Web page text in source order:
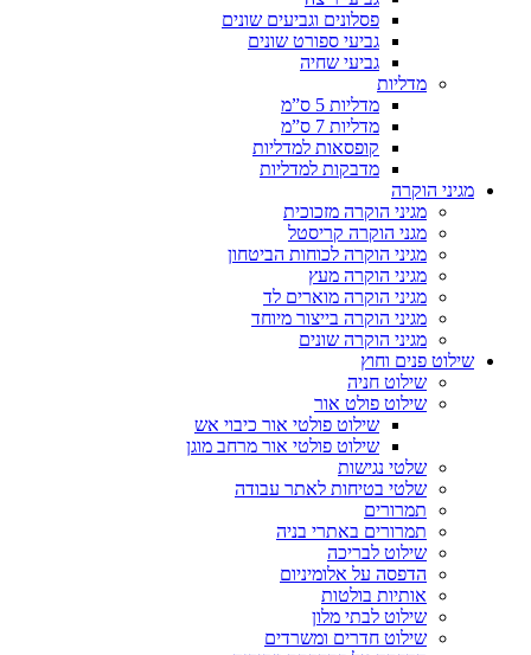
פסלונים וגביעים שונים
גביעי ספורט שונים
גביעי שחיה
מדליות
מדליות 5 ס”מ
מדליות 7 ס”מ
קופסאות למדליות
מדבקות למדליות
מגיני הוקרה
מגיני הוקרה מזכוכית
מגני הוקרה קריסטל
מגיני הוקרה לכוחות הביטחון
מגיני הוקרה מעץ
מגיני הוקרה מוארים לד
מגיני הוקרה בייצור מיוחד
מגיני הוקרה שונים
שילוט פנים וחוץ
שילוט חניה
שילוט פולט אור
שילוט פולטי אור כיבוי אש
שילוט פולטי אור מרחב מוגן
שלטי נגישות
שלטי בטיחות לאתר עבודה
תמרורים
תמרורים באתרי בניה
שילוט לבריכה
הדפסה על אלומיניום
אותיות בולטות
שילוט לבתי מלון
שילוט חדרים ומשרדים